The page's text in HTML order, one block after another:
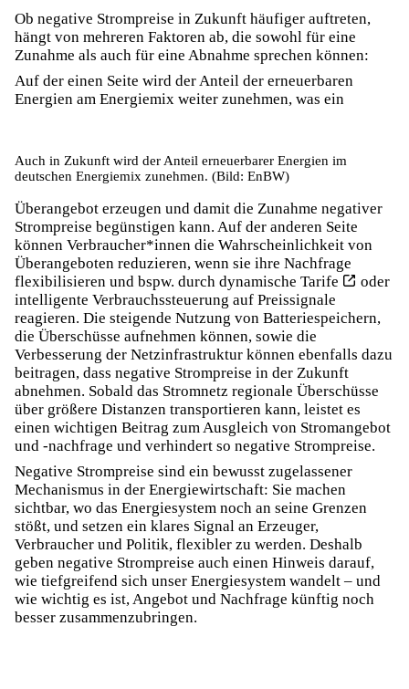
Auch in Zukunft wird der Anteil erneuerbarer Energien im
deutschen Energiemix zunehmen. (Bild: EnBW)
Ob negative Strompreise in Zukunft häufiger auftreten,
hängt von mehreren Faktoren ab, die sowohl für eine
Zunahme als auch für eine Abnahme sprechen können:
Auf der einen Seite wird der Anteil der erneuerbaren
Energien am Energiemix weiter zunehmen, was ein
Überangebot erzeugen und damit die Zunahme negativer
Strompreise begünstigen kann. Auf der anderen Seite
können Verbraucher*innen die Wahrscheinlichkeit von
Überangeboten reduzieren, wenn sie ihre Nachfrage
flexibilisieren und bspw. durch dynamische Tarife
oder
intelligente Verbrauchssteuerung auf Preissignale
reagieren. Die steigende Nutzung von Batteriespeichern,
die Überschüsse aufnehmen können, sowie die
Verbesserung der Netzinfrastruktur können ebenfalls dazu
beitragen, dass negative Strompreise in der Zukunft
abnehmen. Sobald das Stromnetz regionale Überschüsse
über größere Distanzen transportieren kann, leistet es
einen wichtigen Beitrag zum Ausgleich von Stromangebot
und -nachfrage und verhindert so negative Strompreise.
Negative Strompreise sind ein bewusst zugelassener
Mechanismus in der Energiewirtschaft: Sie machen
sichtbar, wo das Energiesystem noch an seine Grenzen
stößt, und setzen ein klares Signal an Erzeuger,
Verbraucher und Politik, flexibler zu werden. Deshalb
geben negative Strompreise auch einen Hinweis darauf,
wie tiefgreifend sich unser Energiesystem wandelt – und
wie wichtig es ist, Angebot und Nachfrage künftig noch
besser zusammenzubringen.